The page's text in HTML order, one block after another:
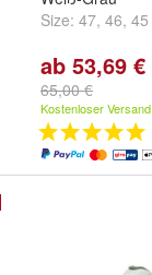
Size: 47, 46, 45
ab 53,69 €
65,00 €
Kostenloser Versand